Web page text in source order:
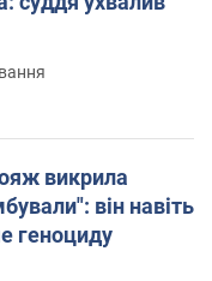
викрила
він навіть
геноциду